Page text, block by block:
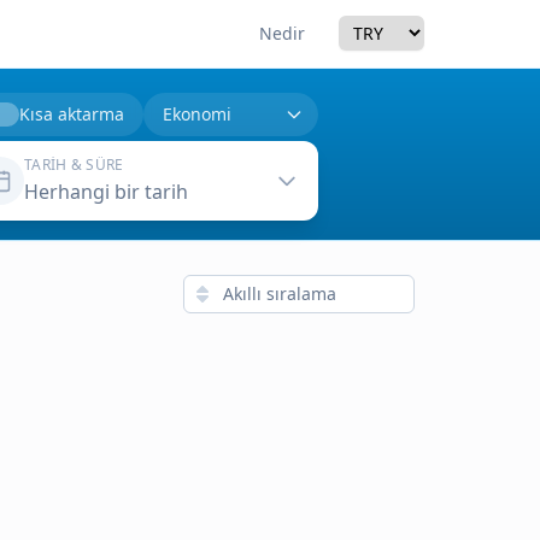
Nedir Currency
Kısa aktarma
TARIH & SÜRE
Herhangi bir tarih